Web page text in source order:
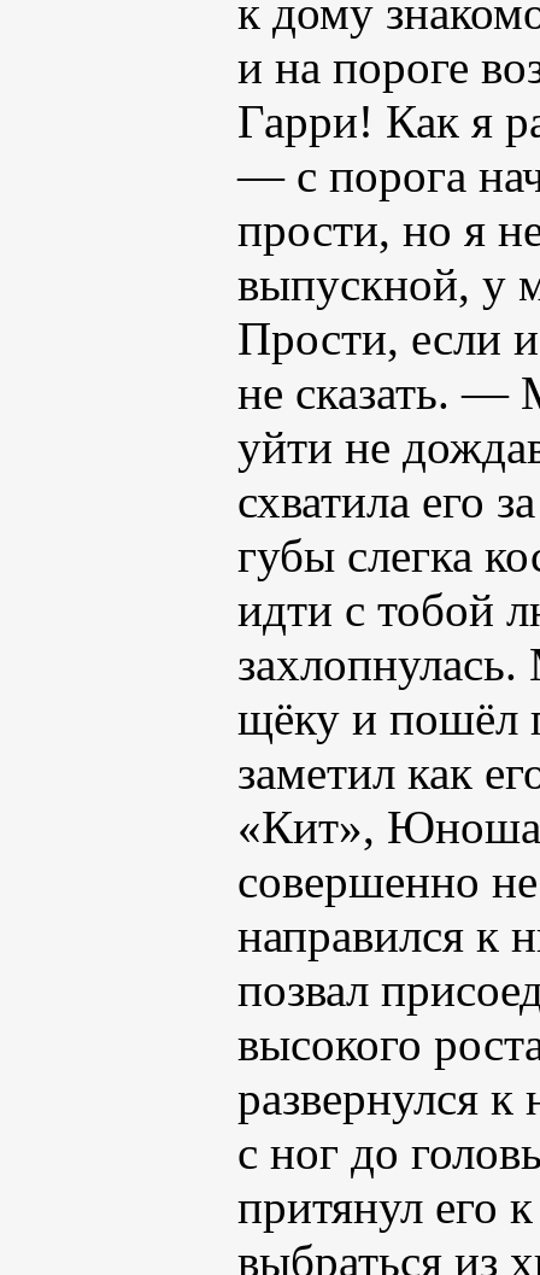
к дому
и на пороге
Гарри! Как я
— с порога
прости, но я
выпускной, у
Прости, если
не сказать. —
уйти не
схватила его
губы слегка
идти с тобой
щёку и пошёл
заметил как
«Кит»,
совершенно
направился к
позвал
высокого
развернулся
с ног до
притянул его
выбраться из